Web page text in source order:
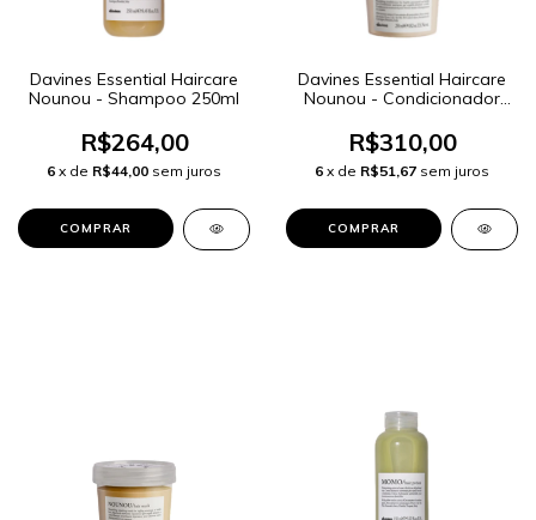
Davines Essential Haircare
Nounou - Shampoo 250ml
R$264,00
6 x de R$44,00 sem juros
Davines Essential Haircare
Nounou - Condicionador
R$310,00
6 x de R$51,67 sem juros